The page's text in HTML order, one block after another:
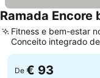
Ramada Encore
Fitness e bem-estar
Conceito integrado
centro comercial
De € 93